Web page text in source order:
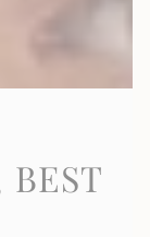
BEST